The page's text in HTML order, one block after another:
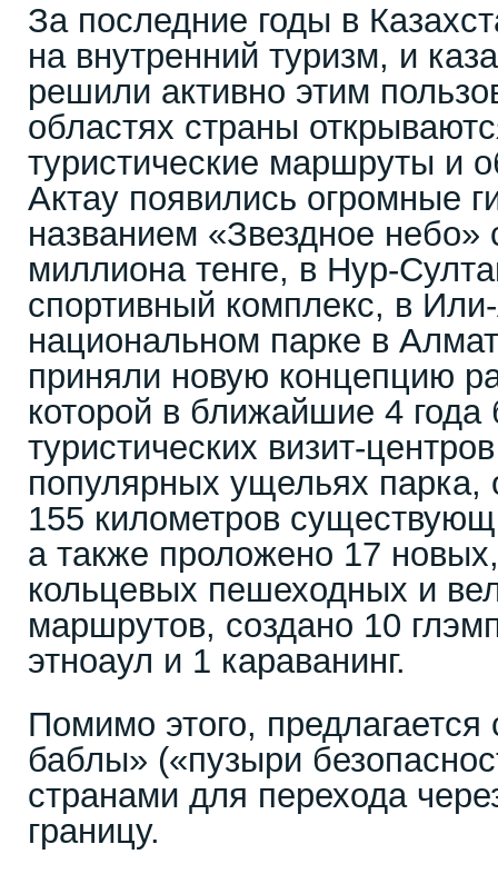
За последние годы в
на внутренний туризм, и
решили активно этим
областях страны
туристические маршруты и
Актау появились огромные
названием «Звездное небо»
миллиона тенге, в Нур-
спортивный комплекс, в
национальном парке в
приняли новую концепцию
которой в ближайшие 4 года
туристических визит-
популярных ущельях парка,
155 километров
а также проложено 17
кольцевых пешеходных и
маршрутов, создано 10
этноаул и 1 караванинг.
Помимо этого, предлагается
баблы» («пузыри
странами для перехода
границу.